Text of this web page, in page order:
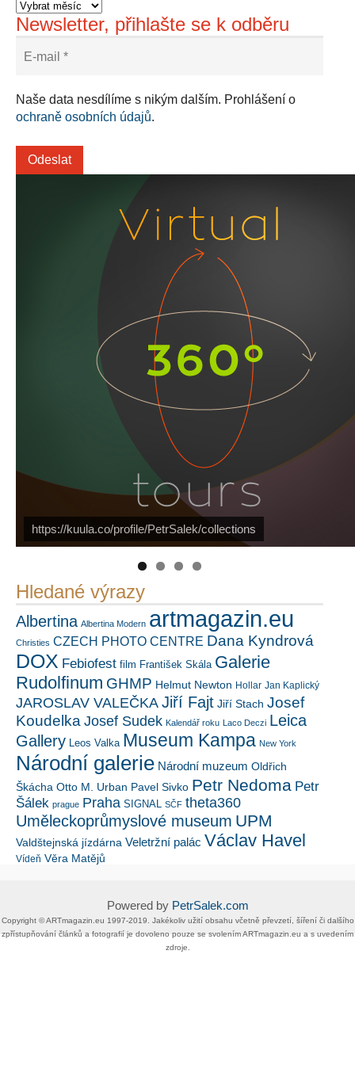
Newsletter, přihlašte se k odběru
Naše data nesdílíme s nikým dalším. Prohlášení o
ochraně osobních údajů.
https://kuula.co/profile/PetrSalek/collections
PetrSalek.com
Náš mediální partnerFotoVideo.cz
Hledané výrazy
Albertina Albertina Modern artmagazin.eu
Christies CZECH PHOTO CENTRE Dana Kyndrová
DOX Febiofest film František Skála Galerie
Rudolfinum GHMP Helmut Newton Hollar Jan Kaplický
JAROSLAV VALEČKA Jiří Fajt Jiří Stach Josef
Koudelka Josef Sudek Kalendář roku Laco Deczi Leica
Gallery Leos Valka Museum Kampa New York
Národní galerie Národní muzeum Oldřich
Škácha Otto M. Urban Pavel Sivko Petr Nedoma Petr
Šálek prague Praha SIGNAL SČF theta360
Uměleckoprůmyslové museum UPM
Valdštejnská jízdárna Veletržní palác Václav Havel
Vídeň Věra Matějů
Powered by PetrSalek.com
Copyright ©​ ​​ARTmagazin.eu ​1997-2019​.​ Jakékoliv užití obsahu včetně převzetí, šíření či dalšího
zpřístupňování článků a fotografií je dovoleno pouze se svolením ​ARTmagazin.eu​ ​a s uvedením
zdroje.